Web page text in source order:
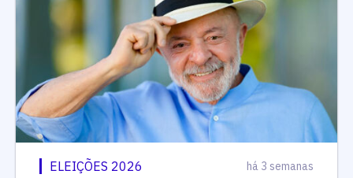
ELEIÇÕES 2026 há 3 semanas